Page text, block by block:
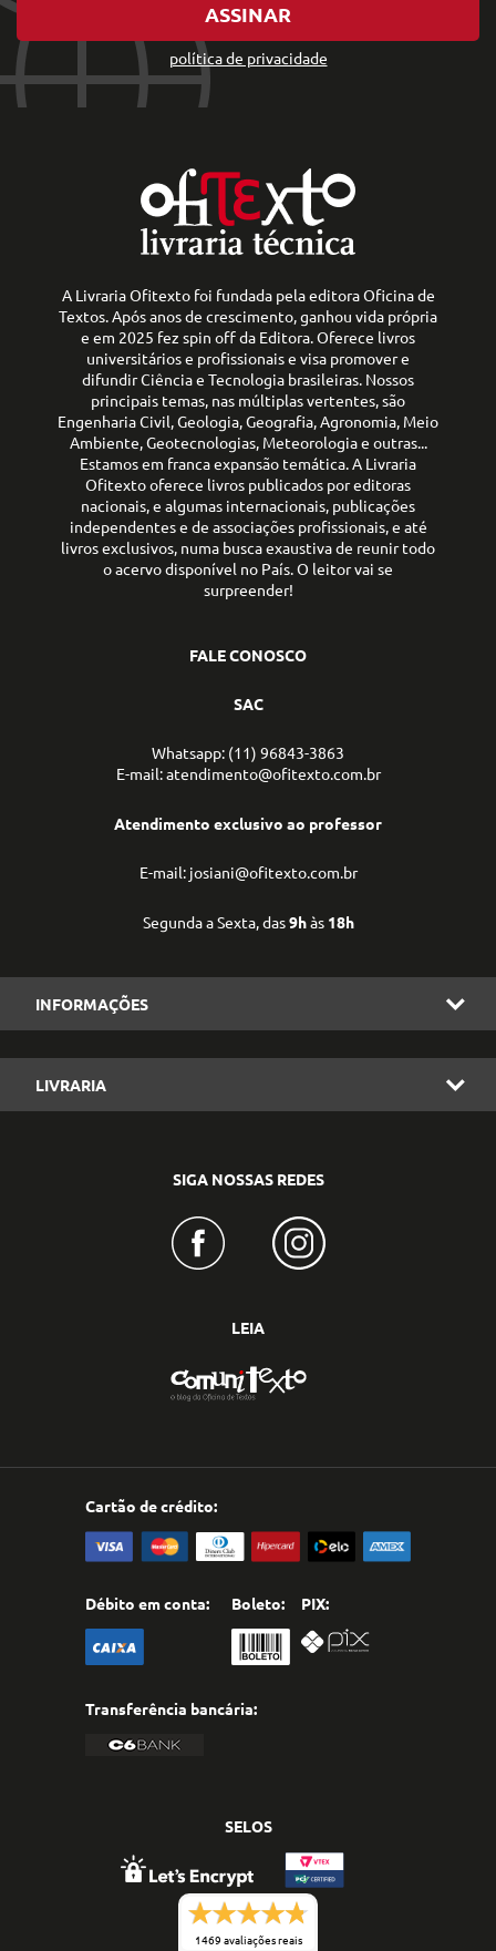
política de privacidade
ASSINAR
A Livraria Ofitexto foi fundada pela editora Oficina de
Textos. Após anos de crescimento, ganhou vida própria
e em 2025 fez spin off da Editora. Oferece livros
universitários e profissionais e visa promover e
difundir Ciência e Tecnologia brasileiras. Nossos
principais temas, nas múltiplas vertentes, são
Engenharia Civil, Geologia, Geografia, Agronomia, Meio
Ambiente, Geotecnologias, Meteorologia e outras...
Estamos em franca expansão temática. A Livraria
Ofitexto oferece livros publicados por editoras
nacionais, e algumas internacionais, publicações
independentes e de associações profissionais, e até
livros exclusivos, numa busca exaustiva de reunir todo
o acervo disponível no País. O leitor vai se
surpreender!
FALE CONOSCO
SAC
Whatsapp: (11) 96843-3863
E-mail: atendimento@ofitexto.com.br
Atendimento exclusivo ao professor
E-mail: josiani@ofitexto.com.br
Segunda a Sexta, das9hàs 18h
INFORMAÇÕES
LIVRARIA
SIGA NOSSAS REDES
LEIA
Cartão de crédito:
Débito em conta: Boleto: PIX:
Transferência bancária:
SELOS
1469 avaliações reais